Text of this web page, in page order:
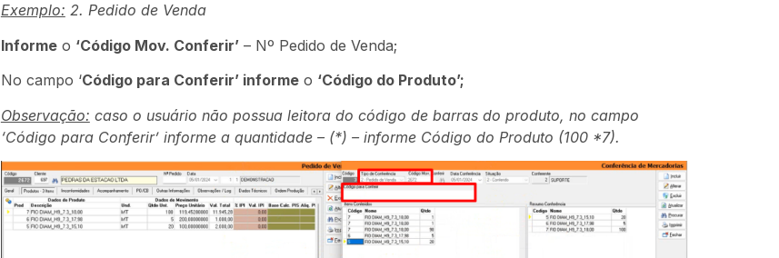
Exemplo: 2. Pedido de Venda
Informeo ‘Código Mov. Conferir’– Nº Pedido de Venda;
No campo ‘Código para Conferir’ informeo ‘Código do Produto’;
Observação: caso o usuário não possua leitora do código de barras do produto, no campo
‘Código para Conferir’ informe a quantidade –(*) – informe Código do Produto (100 *7).